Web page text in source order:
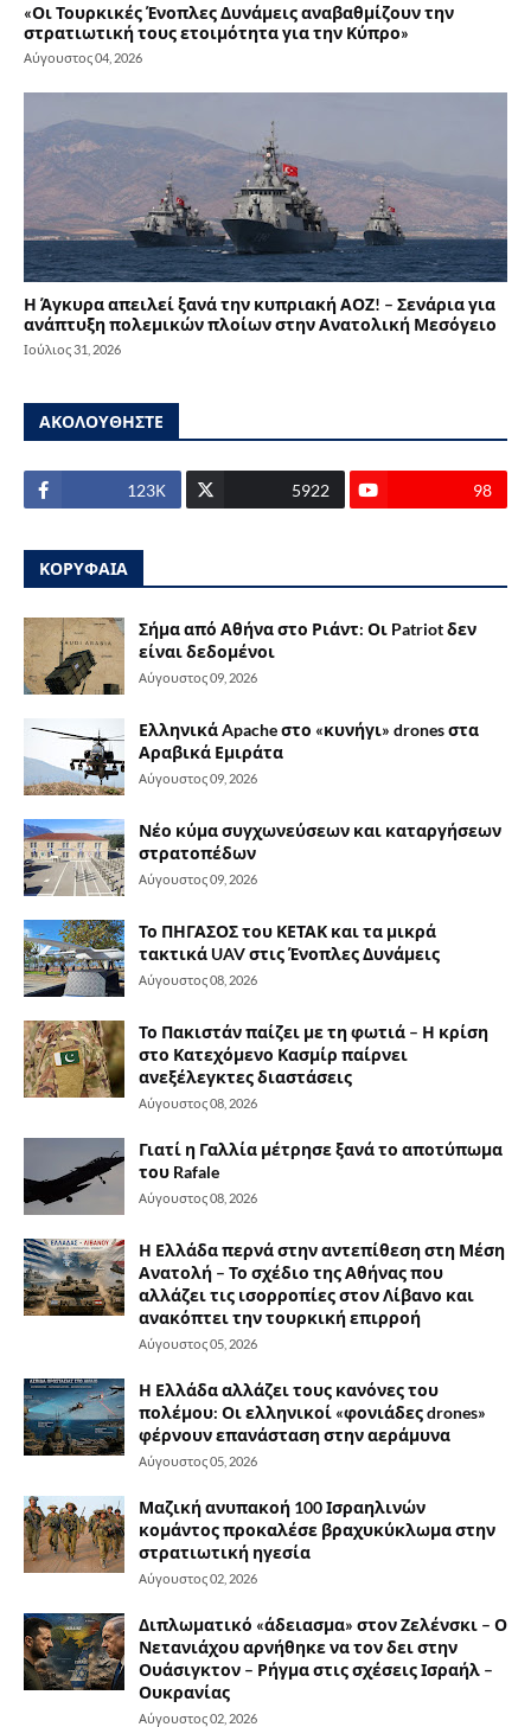
«Οι Τουρκικές Ένοπλες Δυνάμεις αναβαθμίζουν την
στρατιωτική τους ετοιμότητα για την Κύπρο»
Αύγουστος 04, 2026
Η Άγκυρα απειλεί ξανά την κυπριακή ΑΟΖ! – Σενάρια για
ανάπτυξη πολεμικών πλοίων στην Ανατολική Μεσόγειο
Ιούλιος 31, 2026
ΑΚΟΛΟΥΘΗΣΤΕ
123Κ 5922 98
ΚΟΡΥΦΑΙΑ
Σήμα από Αθήνα στο Ριάντ: Οι Patriot δεν
είναι δεδομένοι
Αύγουστος 09, 2026
Ελληνικά Apache στο «κυνήγι» drones στα
Αραβικά Εμιράτα
Αύγουστος 09, 2026
Νέο κύμα συγχωνεύσεων και καταργήσεων
στρατοπέδων
Αύγουστος 09, 2026
Το ΠΗΓΑΣΟΣ του ΚΕΤΑΚ και τα μικρά
τακτικά UAV στις Ένοπλες Δυνάμεις
Αύγουστος 08, 2026
Το Πακιστάν παίζει με τη φωτιά – Η κρίση
στο Κατεχόμενο Κασμίρ παίρνει
ανεξέλεγκτες διαστάσεις
Αύγουστος 08, 2026
Γιατί η Γαλλία μέτρησε ξανά το αποτύπωμα
του Rafale
Αύγουστος 08, 2026
Η Ελλάδα περνά στην αντεπίθεση στη Μέση
Ανατολή – Το σχέδιο της Αθήνας που
αλλάζει τις ισορροπίες στον Λίβανο και
ανακόπτει την τουρκική επιρροή
Αύγουστος 05, 2026
Η Ελλάδα αλλάζει τους κανόνες του
πολέμου: Οι ελληνικοί «φονιάδες drones»
φέρνουν επανάσταση στην αεράμυνα
Αύγουστος 05, 2026
Μαζική ανυπακοή 100 Ισραηλινών
κομάντος προκαλέσε βραχυκύκλωμα στην
στρατιωτική ηγεσία
Αύγουστος 02, 2026
Διπλωματικό «άδειασμα» στον Ζελένσκι – Ο
Νετανιάχου αρνήθηκε να τον δει στην
Ουάσιγκτον – Ρήγμα στις σχέσεις Ισραήλ –
Ουκρανίας
Αύγουστος 02, 2026